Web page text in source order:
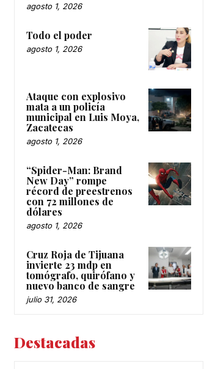
agosto 1, 2026
Todo el poder
agosto 1, 2026
Ataque con explosivo
mata a un policía
municipal en Luis Moya,
Zacatecas
agosto 1, 2026
“Spider-Man: Brand
New Day” rompe
récord de preestrenos
con 72 millones de
dólares
agosto 1, 2026
Cruz Roja de Tijuana
invierte 23 mdp en
tomógrafo, quirófano y
nuevo banco de sangre
julio 31, 2026
Destacadas